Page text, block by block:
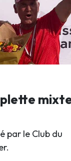
par le Club du